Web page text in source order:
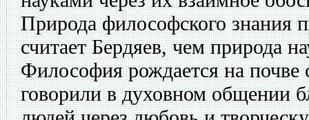
Природа философского знания
считает Бердяев, чем природа
Философия рождается на
говорили в духовном общении